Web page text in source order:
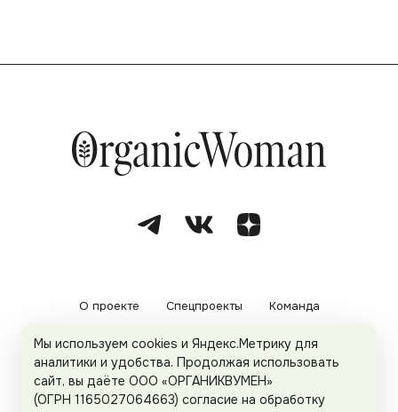
О проекте Спецпроекты Команда
Рекламодателям Политика конфиденциальности
Пользовательское соглашение
Мы используем cookies и Яндекс.Метрику для
аналитики и удобства. Продолжая использовать
сайт, вы даёте ООО «ОРГАНИКВУМЕН»
(ОГРН 1165027064663) согласие на обработку